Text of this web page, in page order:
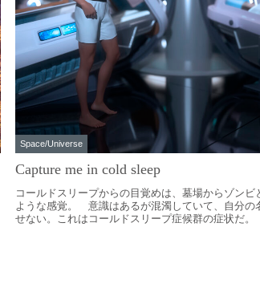
Space/Universe
Capture me in cold sleep
コールドスリープからの目覚めは、墓場からゾンビ
ような感覚。 意識はあるが混濁していて、自分の
せない。これはコールドスリープ症候群の症状だ。